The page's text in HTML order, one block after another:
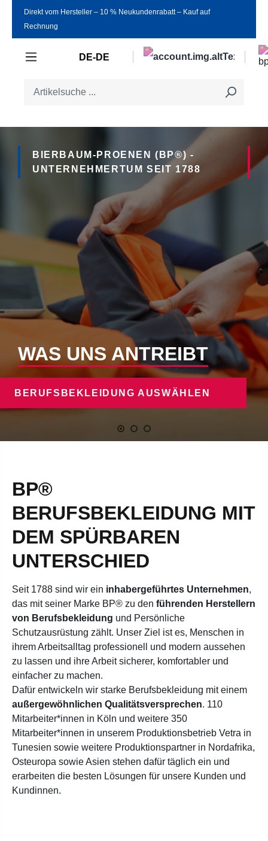
Zum Hauptinhalt springen
Direkt vom Hersteller ‒ 10 % Neukundenrabatt ‒ Kauf auf
Rechnung
DE-DE
BIERBAUM-PROENEN (BP®) -
UNTERNEHMERTUM SEIT 1788
WAS UNS ANTREIBT
BERUFSBEKLEIDUNG AUSWÄHLEN
BP®
BERUFSBEKLEIDUNG MIT
DEM SPÜRBAREN
UNTERSCHIED
Seit 1788 sind wir ein inhabergeführtes Unternehmen,
das mit seiner Marke BP® zu den führenden Herstellern
von Berufsbekleidung und Persönliche
Schutzausrüstung zählt. Unser Ziel ist es, Menschen in
ihrem Arbeitsalltag professionell und modern aussehen
zu lassen und ihre Arbeit sicherer, komfortabler und
einfacher zu machen.
Dafür entwickeln wir starke Berufsbekleidung mit einem
außergewöhnlichen Qualitätsversprechen. 110
Mitarbeiter*innen in Köln und weitere 350
Mitarbeiter*innen in unserem Produktionsbetrieb Vetra in
Tunesien sowie weitere Produktionspartner in Nordafrika,
Osteuropa sowie Asien stehen dafür täglich ein und
erarbeiten die besten Lösungen für unsere Kunden und
Kundinnen.